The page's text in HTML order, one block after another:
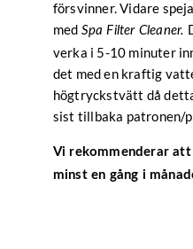
försvinner. Vidare
med Spa Filter Cleaner.
verka i 5-10 minuter
det med en kraftig
högtryckstvätt då
sist tillbaka patronen/
Vi rekommenderar
minst en gång i